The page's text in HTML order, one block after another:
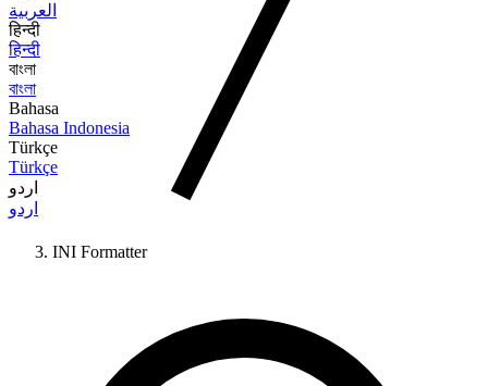
العربية
हिन्दी
हिन्दी
বাংলা
বাংলা
Bahasa
Bahasa Indonesia
Türkçe
Türkçe
اردو
اردو
INI Formatter